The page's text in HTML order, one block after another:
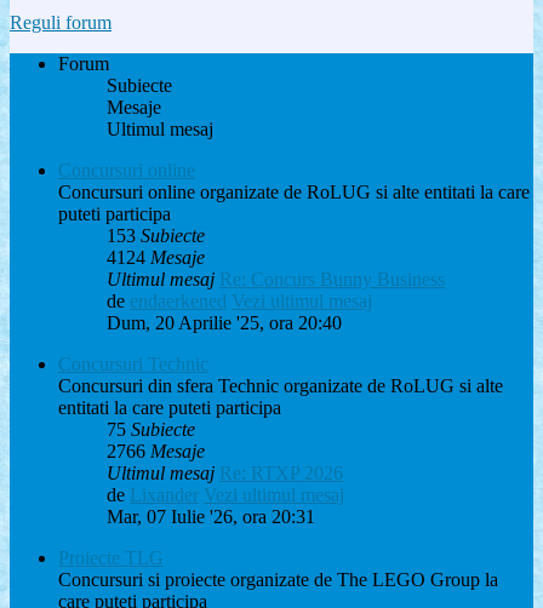
Reguli forum
Forum
Subiecte
Mesaje
Ultimul mesaj
Concursuri online
Concursuri online organizate de RoLUG si alte entitati la care
puteti participa
153 Subiecte
4124 Mesaje
Ultimul mesaj Re: Concurs Bunny Business
de endaerkened Vezi ultimul mesaj
Dum, 20 Aprilie '25, ora 20:40
Concursuri Technic
Concursuri din sfera Technic organizate de RoLUG si alte
entitati la care puteti participa
75 Subiecte
2766 Mesaje
Ultimul mesaj Re: RTXP 2026
de Lixander Vezi ultimul mesaj
Mar, 07 Iulie '26, ora 20:31
Proiecte TLG
Concursuri si proiecte organizate de The LEGO Group la
care puteti participa